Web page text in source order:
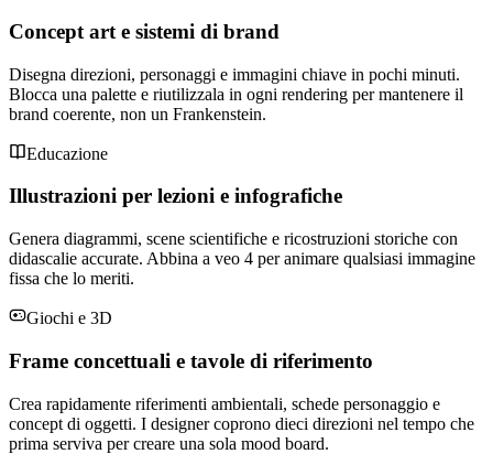
Concept art e sistemi di brand
Disegna direzioni, personaggi e immagini chiave in pochi minuti.
Blocca una palette e riutilizzala in ogni rendering per mantenere il
brand coerente, non un Frankenstein.
Educazione
Illustrazioni per lezioni e infografiche
Genera diagrammi, scene scientifiche e ricostruzioni storiche con
didascalie accurate. Abbina a veo 4 per animare qualsiasi immagine
fissa che lo meriti.
Giochi e 3D
Frame concettuali e tavole di riferimento
Crea rapidamente riferimenti ambientali, schede personaggio e
concept di oggetti. I designer coprono dieci direzioni nel tempo che
prima serviva per creare una sola mood board.